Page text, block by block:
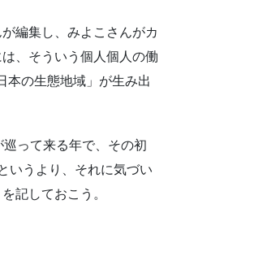
編集し、みよこさんがカ
、そういう個人個人の働
本の生態地域」が生み出
って来る年で、その初
いうより、それに気づい
記しておこう。